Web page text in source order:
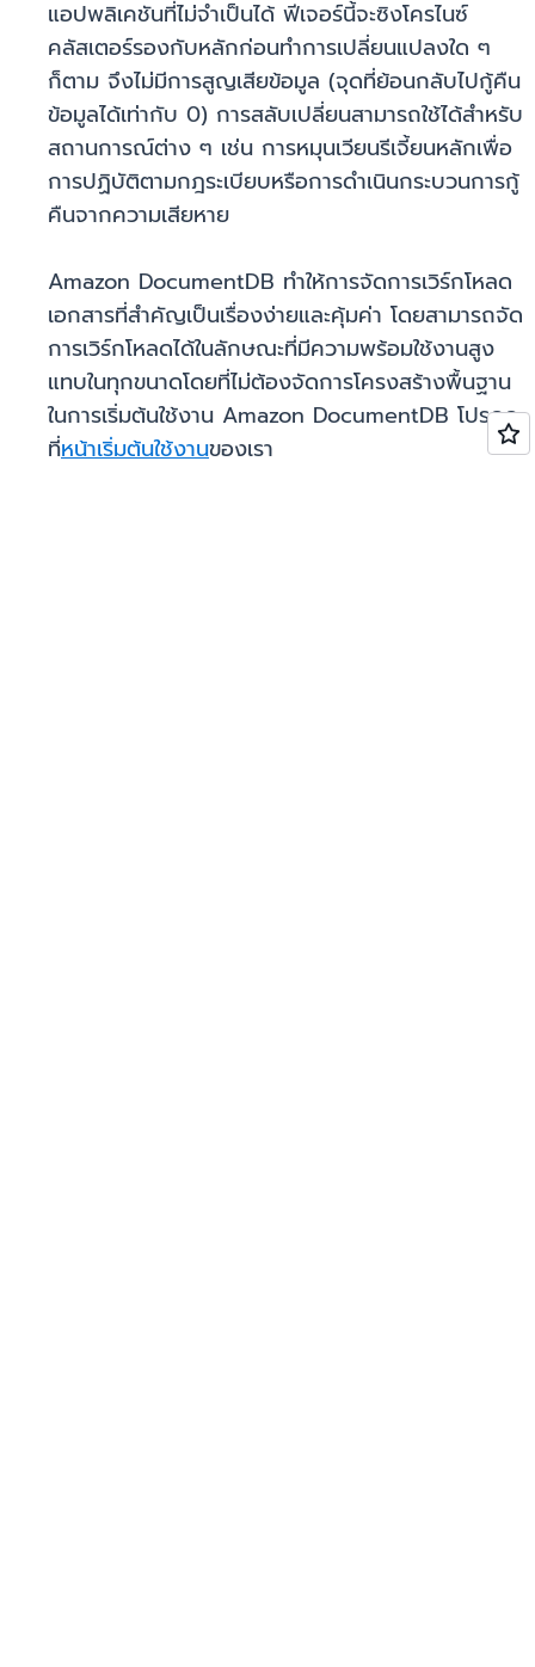
แอปพลิเคชันที่ไม่จำเป็นได้ ฟีเจอร์นี้จะซิงโครไนซ์
คลัสเตอร์รองกับหลักก่อนทำการเปลี่ยนแปลงใด ๆ
ก็ตาม จึงไม่มีการสูญเสียข้อมูล (จุดที่ย้อนกลับไปกู้คืน
ข้อมูลได้เท่ากับ 0) การสลับเปลี่ยนสามารถใช้ได้สำหรับ
สถานการณ์ต่าง ๆ เช่น การหมุนเวียนรีเจี้ยนหลักเพื่อ
การปฏิบัติตามกฎระเบียบหรือการดำเนินกระบวนการกู้
คืนจากความเสียหาย
Amazon DocumentDB ทำให้การจัดการเวิร์กโหลด
เอกสารที่สำคัญเป็นเรื่องง่ายและคุ้มค่า โดยสามารถจัด
การเวิร์กโหลดได้ในลักษณะที่มีความพร้อมใช้งานสูง
แทบในทุกขนาดโดยที่ไม่ต้องจัดการโครงสร้างพื้นฐาน
ในการเริ่มต้นใช้งาน Amazon DocumentDB โปรดดู
ที่หน้าเริ่มต้นใช้งานของเรา